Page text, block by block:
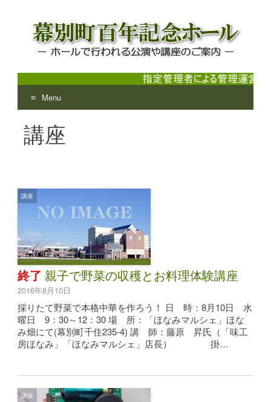
幕別町百年記念ホール
ホールで行われる公演や講座のご案内
Menu
to
content
講座
講座
終了 親子で野菜の収穫とお料理体験講座
2016年8月10日
採りたて野菜で本格中華を作ろう！ 日 時：8月10日 水
曜日 9：30～12：30 場 所：「ほなみマルシェ」ほな
み畑にて(幕別町千住235-4) 講 師：藤原 昇氏（「味工
房ほなみ」「ほなみマルシェ」店長） 掛…
講座